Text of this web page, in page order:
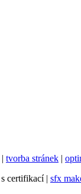
tvorba stránek
s certifikací | sfx